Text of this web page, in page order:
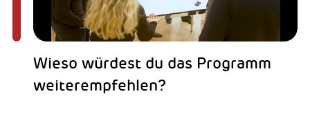
Wieso würdest du das Programm
weiterempfehlen?